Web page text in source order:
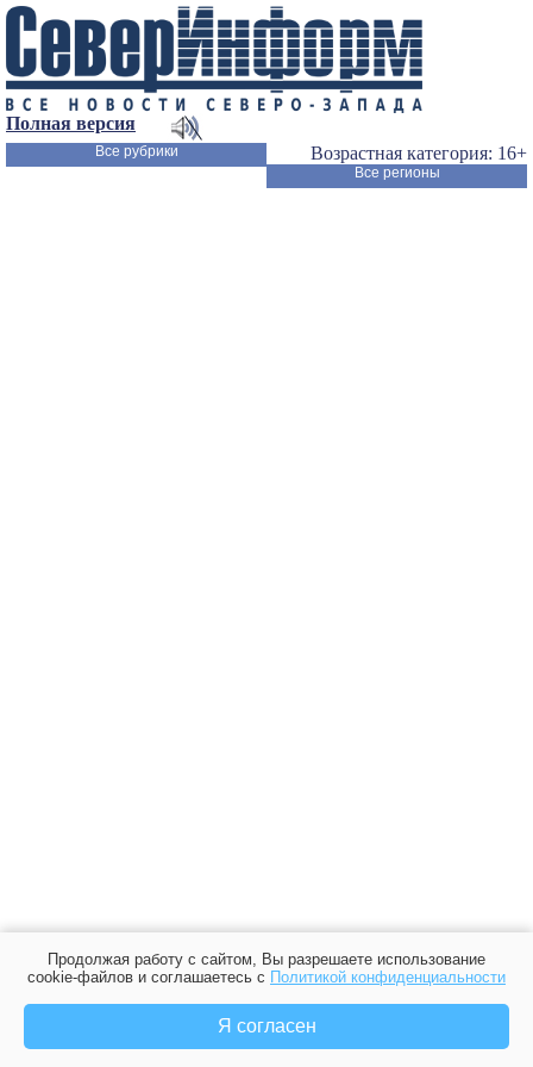
Полная версия
Возрастная категория: 16+
Все рубрики
Все регионы
Продолжая работу с сайтом, Вы разрешаете использование
cookie-файлов и соглашаетесь с Политикой конфиденциальности
Я согласен